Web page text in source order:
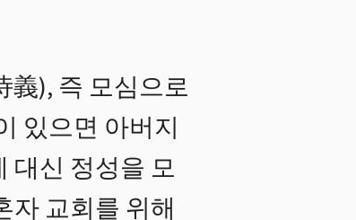
義), 즉 모심으로
있으면 아버지
대신 정성을 모
자 교회를 위해